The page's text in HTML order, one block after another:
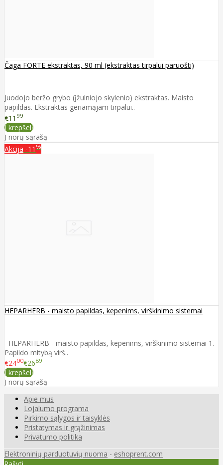
Čaga FORTE ekstraktas, 90 ml (ekstraktas tirpalui paruošti)
Juodojo beržo grybo (įžulniojo skylenio) ekstraktas. Maisto
papildas. Ekstraktas geriamąjam tirpalui..
€11 99
Į krepšelį
Į norų sąrašą
Akcija -11 %
HEPARHERB - maisto papildas, kepenims, virškinimo sistemai
HEPARHERB - maisto papildas, kepenims, virškinimo sistemai 1.
Papildo mitybą virš..
€2400€2689
Į krepšelį
Į norų sąrašą
Apie mus
Lojalumo programa
Pirkimo sąlygos ir taisyklės
Pristatymas ir grąžinimas
Privatumo politika
Elektroninių parduotuvių nuoma - eshoprent.com